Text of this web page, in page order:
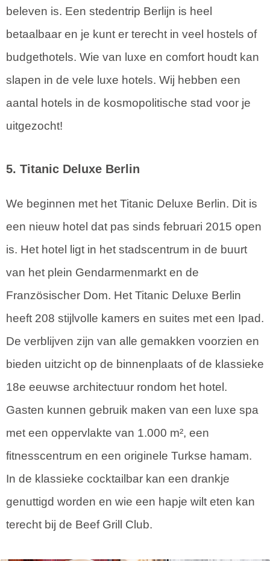
beleven is. Een stedentrip Berlijn is heel
betaalbaar en je kunt er terecht in veel hostels of
budgethotels. Wie van luxe en comfort houdt kan
slapen in de vele luxe hotels. Wij hebben een
aantal hotels in de kosmopolitische stad voor je
uitgezocht!
5. Titanic Deluxe Berlin
We beginnen met het Titanic Deluxe Berlin. Dit is
een nieuw hotel dat pas sinds februari 2015 open
is. Het hotel ligt in het stadscentrum in de buurt
van het plein Gendarmenmarkt en de
Französischer Dom. Het Titanic Deluxe Berlin
heeft 208 stijlvolle kamers en suites met een Ipad.
De verblijven zijn van alle gemakken voorzien en
bieden uitzicht op de binnenplaats of de klassieke
18e eeuwse architectuur rondom het hotel.
Gasten kunnen gebruik maken van een luxe spa
met een oppervlakte van 1.000 m², een
fitnesscentrum en een originele Turkse hamam.
In de klassieke cocktailbar kan een drankje
genuttigd worden en wie een hapje wilt eten kan
terecht bij de Beef Grill Club.